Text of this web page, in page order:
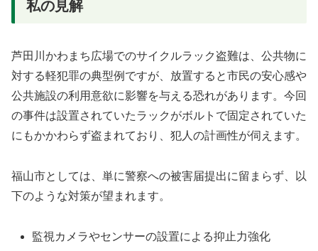
私の見解
芦田川かわまち広場でのサイクルラック盗難は、公共物に
対する軽犯罪の典型例ですが、放置すると市民の安心感や
公共施設の利用意欲に影響を与える恐れがあります。今回
の事件は設置されていたラックがボルトで固定されていた
にもかかわらず盗まれており、犯人の計画性が伺えます。
福山市としては、単に警察への被害届提出に留まらず、以
下のような対策が望まれます。
監視カメラやセンサーの設置による抑止力強化